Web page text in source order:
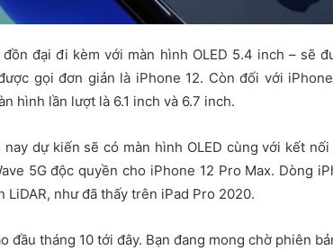
đại đi kèm với màn hình OLED 5.4 inch – sẽ
gọi đơn giản là iPhone 12. Còn đối với
hình lần lượt là 6.1 inch và 6.7 inch.
dự kiến ​​sẽ có màn hình OLED cùng với kết
5G độc quyền cho iPhone 12 Pro Max. Dòng
như đã thấy trên iPad Pro 2020.
đầu tháng 10 tới đây. Bạn đang mong chờ phiên